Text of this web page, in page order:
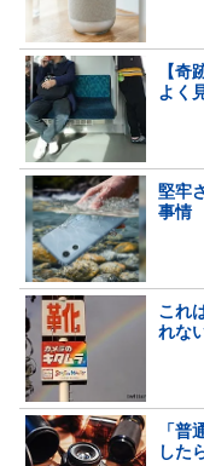
【
よく
堅牢
事情
これ
れな
「
した